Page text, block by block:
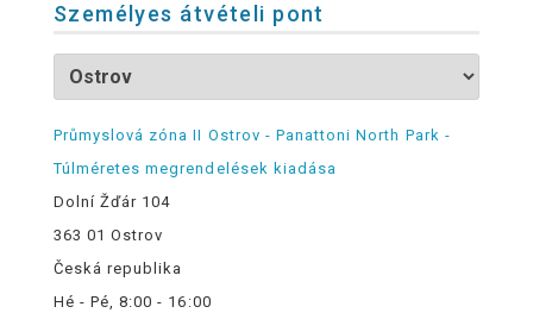
Személyes átvételi pont
Průmyslová zóna II Ostrov - Panattoni North Park -
Túlméretes megrendelések kiadása
Dolní Žďár 104
363 01 Ostrov
Česká republika
Hé - Pé, 8:00 - 16:00